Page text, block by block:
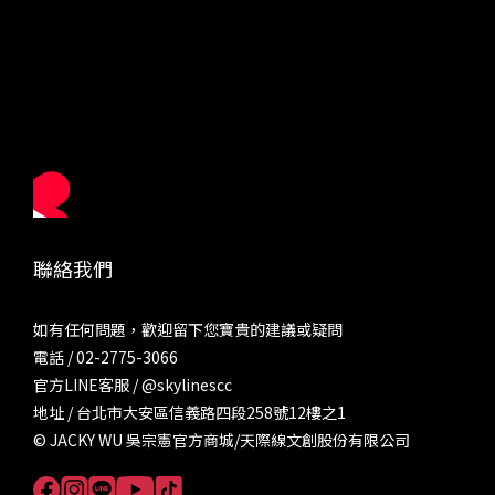
聯絡我們
如有任何問題，歡迎留下您寶貴的建議或疑問
電話 / 02-2775-3066
官方LINE客服 /@skylinescc
地址 / 台北市大安區信義路四段258號12樓之1
© JACKY WU 吳宗憲官方商城/天際線文創股份有限公司